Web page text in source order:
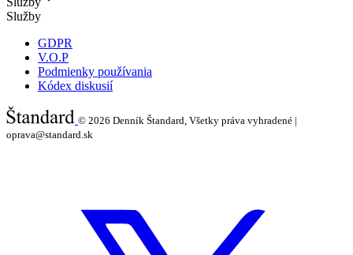
Služby
GDPR
V.O.P
Podmienky používania
Kódex diskusií
© 2026 Denník Štandard, Všetky práva vyhradené |
oprava@standard.sk